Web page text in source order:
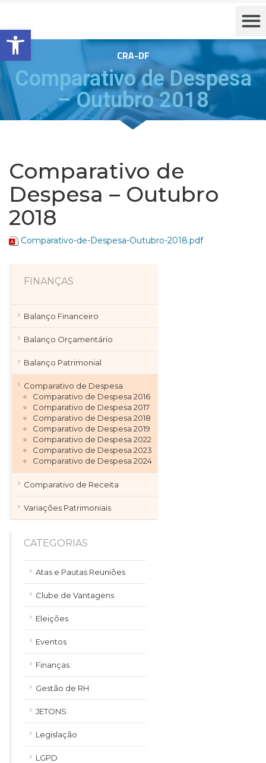
Barra de Ferramentas Aberta
CRA-DF
Comparativo de Despesa
– Outubro 2018
Comparativo de
Despesa – Outubro
2018
Comparativo-de-Despesa-Outubro-2018.pdf
FINANÇAS
Balanço Financeiro
Balanço Orçamentário
Balanço Patrimonial
Comparativo de Despesa
Comparativo de Despesa 2016
Comparativo de Despesa 2017
Comparativo de Despesa 2018
Comparativo de Despesa 2019
Comparativo de Despesa 2022
Comparativo de Despesa 2023
Comparativo de Despesa 2024
Comparativo de Receita
Variações Patrimoniais
CATEGORIAS
Atas e Pautas Reuniões
Clube de Vantagens
Eleições
Eventos
Finanças
Gestão de RH
JETONS
Legislação
LGPD